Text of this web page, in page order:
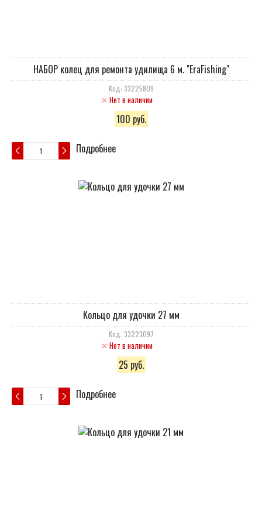
НАБОР колец для ремонта удилища 6 м. "EraFishing"
Код: 33225809
Нет в наличии
100 руб.
Подробнее
Кольцо для удочки 27 мм
Код: 33223097
Нет в наличии
25 руб.
Подробнее